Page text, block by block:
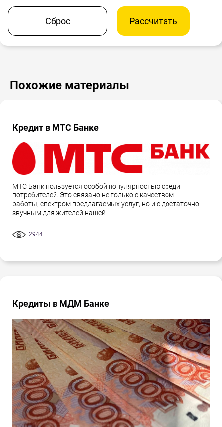
Сброс Рассчитать
Похожие материалы
Кредит в МТС Банке
МТС Банк пользуется особой популярностью среди
потребителей. Это связано не только с качеством
работы, спектром предлагаемых услуг, но и с достаточно
звучным для жителей нашей
2944
Кредиты в МДМ Банке